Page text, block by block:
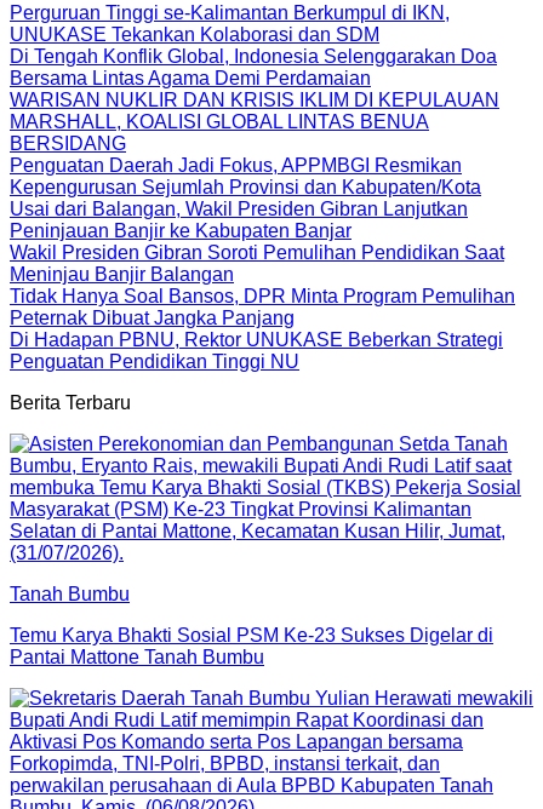
Perguruan Tinggi se-Kalimantan Berkumpul di IKN,
UNUKASE Tekankan Kolaborasi dan SDM
Di Tengah Konflik Global, Indonesia Selenggarakan Doa
Bersama Lintas Agama Demi Perdamaian
WARISAN NUKLIR DAN KRISIS IKLIM DI KEPULAUAN
MARSHALL, KOALISI GLOBAL LINTAS BENUA
BERSIDANG
Penguatan Daerah Jadi Fokus, APPMBGI Resmikan
Kepengurusan Sejumlah Provinsi dan Kabupaten/Kota
Usai dari Balangan, Wakil Presiden Gibran Lanjutkan
Peninjauan Banjir ke Kabupaten Banjar
Wakil Presiden Gibran Soroti Pemulihan Pendidikan Saat
Meninjau Banjir Balangan
Tidak Hanya Soal Bansos, DPR Minta Program Pemulihan
Peternak Dibuat Jangka Panjang
Di Hadapan PBNU, Rektor UNUKASE Beberkan Strategi
Penguatan Pendidikan Tinggi NU
Berita Terbaru
Tanah Bumbu
Temu Karya Bhakti Sosial PSM Ke-23 Sukses Digelar di
Pantai Mattone Tanah Bumbu